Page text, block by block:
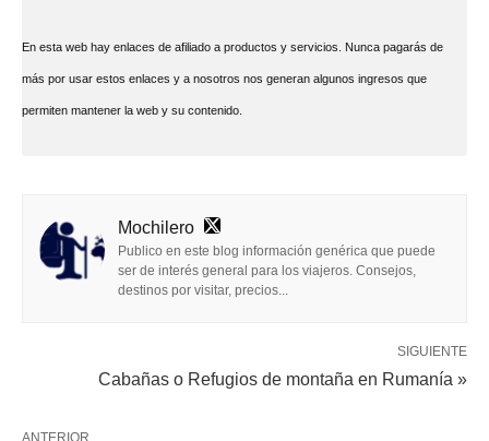
En esta web hay enlaces de afiliado a productos y servicios. Nunca pagarás de
más por usar estos enlaces y a nosotros nos generan algunos ingresos que
permiten mantener la web y su contenido.
Mochilero
Publico en este blog información genérica que puede
ser de interés general para los viajeros. Consejos,
destinos por visitar, precios...
SIGUIENTE
Cabañas o Refugios de montaña en Rumanía »
ANTERIOR